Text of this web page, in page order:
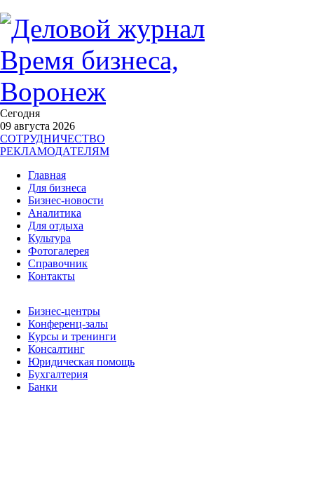
Сегодня
09 августа 2026
СОТРУДНИЧЕСТВО
РЕКЛАМОДАТЕЛЯМ
Главная
Для бизнеса
Бизнес-новости
Аналитика
Для отдыха
Культура
Фотогалерея
Справочник
Контакты
Бизнес-центры
Конференц-залы
Курсы и тренинги
Консалтинг
Юридическая помощь
Бухгалтерия
Банки